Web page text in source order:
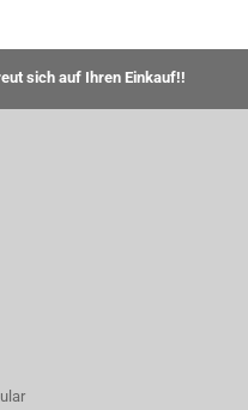
sich auf Ihren Einkauf!!